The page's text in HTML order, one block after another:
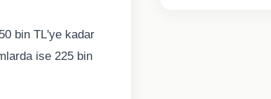
bin TL'ye kadar
ise 225 bin